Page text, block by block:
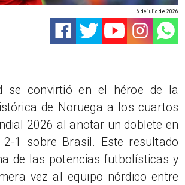
6 de julio de 2026
se convirtió en el héroe de la
de Noruega a los cuartos
2026 al anotar un doblete en
1 sobre Brasil. Este resultado
de las potencias futbolísticas y
vez al equipo nórdico entre